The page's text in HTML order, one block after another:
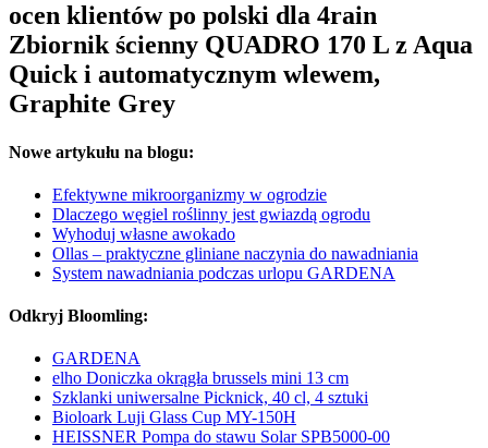
ocen klientów po polski dla 4rain
Zbiornik ścienny QUADRO 170 L z Aqua
Quick i automatycznym wlewem,
Graphite Grey
Nowe artykułu na blogu:
Efektywne mikroorganizmy w ogrodzie
Dlaczego węgiel roślinny jest gwiazdą ogrodu
Wyhoduj własne awokado
Ollas – praktyczne gliniane naczynia do nawadniania
System nawadniania podczas urlopu GARDENA
Odkryj Bloomling:
GARDENA
elho Doniczka okrągła brussels mini 13 cm
Szklanki uniwersalne Picknick, 40 cl, 4 sztuki
Bioloark Luji Glass Cup MY-150H
HEISSNER Pompa do stawu Solar SPB5000-00